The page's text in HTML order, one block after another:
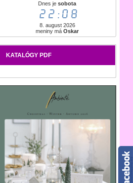
Dnes jesobota
22:08
8. august 2026
meniny máOskar
KATALÓGY PDF